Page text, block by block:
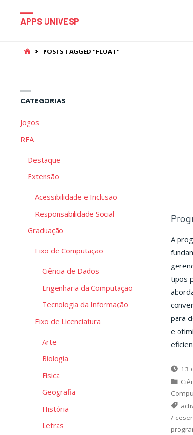
APPS UNIVESP
HOMEPOSTS TAGGED "FLOAT"
A
tipos
para
e
13
/
CATEGORIAS
Jogos
REA
Destaque
Extensão
Acessibilidade e Inclusão
Responsabilidade Social
Graduação
Eixo de Computação
Ciência de Dados
Engenharia da Computação
Tecnologia da Informação
Eixo de Licenciatura
Arte
Biologia
Física
Geografia
História
Letras